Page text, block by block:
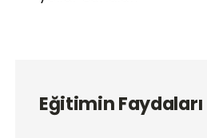
Eğitimin Faydaları